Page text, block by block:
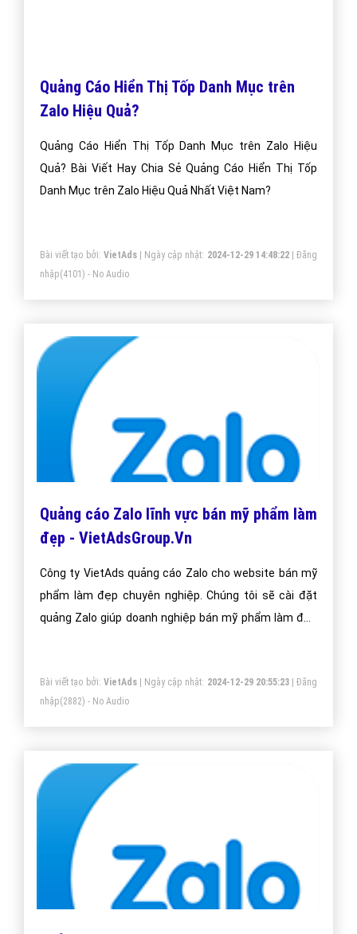
Bài viết tạo bởi:VietAds| Ngày cập nhật:2024-12-30 14:10:33|
nhập (6031) - No Audio
Quảng Cáo Hiển Thị Tốp Danh Mục trên
Zalo Hiệu Quả?
Quảng Cáo Hiển Thị Tốp Danh Mục trên Zalo Hiệu
Quả? Bài Viết Hay Chia Sẻ Quảng Cáo Hiển Thị Tốp
Danh Mục trên Zalo Hiệu Quả Nhất Việt Nam?
Bài viết tạo bởi:VietAds| Ngày cập nhật:2024-12-29 14:48:22 |Đăng
nhập
(4101) - No Audio
Quảng cáo Zalo lĩnh vực bán mỹ phẩm làm
đẹp - VietAdsGroup.Vn
Công ty VietAds quảng cáo Zalo cho website bán mỹ
phẩm làm đẹp chuyên nghiệp. Chúng tôi sẽ cài đặt
quảng Zalo giúp doanh nghiệp bán mỹ phẩm làm đẹp
một cách tối ưu hiệu quả nhất. Mang đến khách hàng